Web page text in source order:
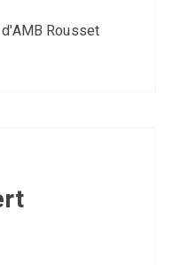
Rousset